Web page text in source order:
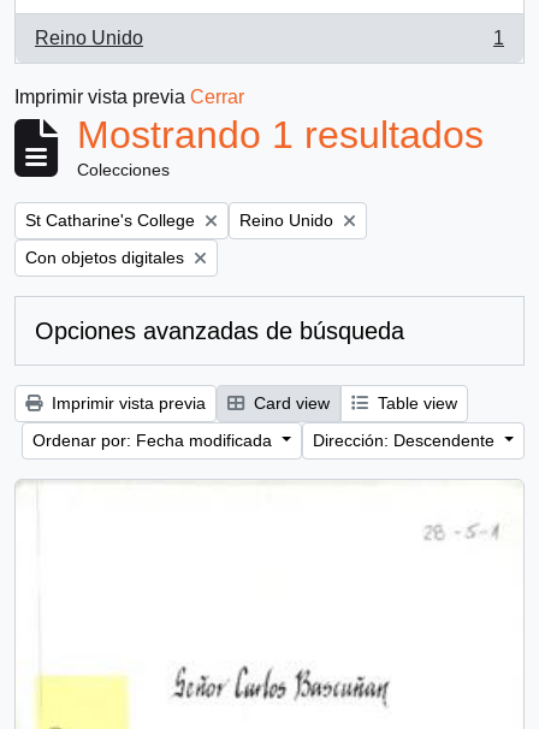
Reino Unido
, 1 resultados
1
Imprimir vista previa Cerrar
Mostrando 1 resultados
Colecciones
Remove filter:
St Catharine's College Remove filter:
Reino Unido
Remove filter:
Con objetos digitales
Opciones avanzadas de búsqueda
Imprimir vista previa Card view
Table view
Ordenar por: Fecha modificada
Dirección: Descendente